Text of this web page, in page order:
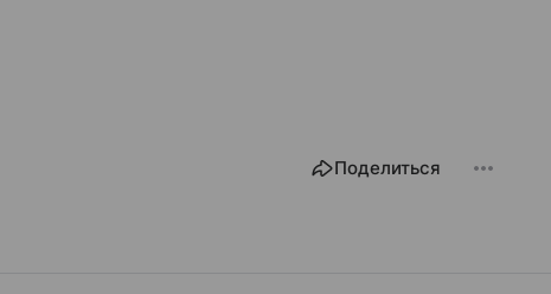
Поделиться